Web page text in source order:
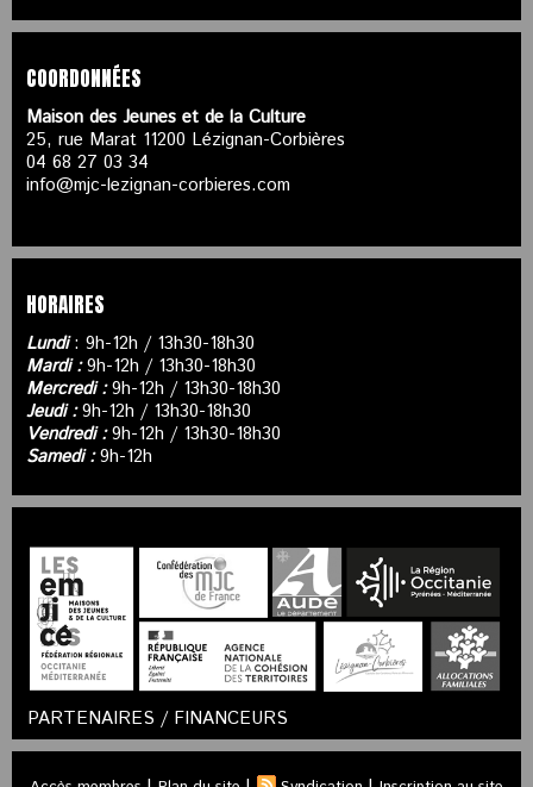
COORDONNÉES
Maison des Jeunes et de la Culture
25, rue Marat 11200 Lézignan-Corbières
04 68 27 03 34
info@mjc-lezignan-corbieres.com
HORAIRES
Lundi: 9h-12h / 13h30-18h30
Mardi :9h-12h / 13h30-18h30
Mercredi :9h-12h / 13h30-18h30
Jeudi :9h-12h / 13h30-18h30
Vendredi :9h-12h / 13h30-18h30
Samedi :9h-12h
PARTENAIRES / FINANCEURS